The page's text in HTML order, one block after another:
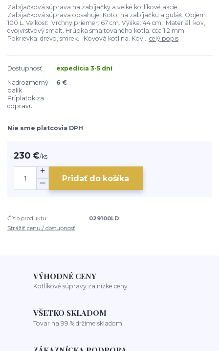
Zabíjačková súprava na zabíjačky a veľké kotlíkové akcie.
Zabijačková súprava obsahuje: Kotol na zabíjačku a guláš. Objem:
100 L. Veľkosť: Vrchny priemer: 67 cm. Výška: 44 cm. Materiál: kov,
dvojvrstvový smalt. Hrúbka smaltovaného kotla: cca 1,2 mm.
Pokrievka: drevo, smrek. Kovová kotlina. Kov... celý popis
Dostupnosť
expedícia 3-5 dní
Nadrozmerný
balík
Príplatok za
dopravu
6 €
Nie sme platcovia DPH
230 €/ks
Pridať do košíka
Číslo produktu:
029100LD
Strážiť cenu / dostupnosť
VÝHODNÉ CENY
Kotlíkové súpravy za nízke ceny
VŠETKO SKLADOM
Tovar na 99 % držíme skladom